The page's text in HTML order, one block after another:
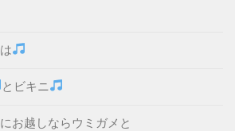
とビキニ
お越しならウミガメと